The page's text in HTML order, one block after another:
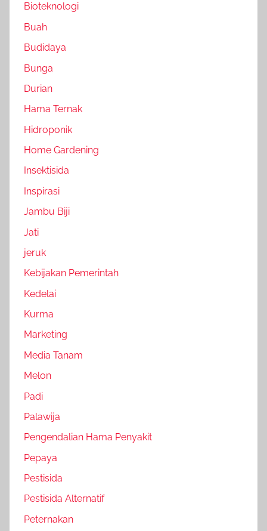
Bioteknologi
Buah
Budidaya
Bunga
Durian
Hama Ternak
Hidroponik
Home Gardening
Insektisida
Inspirasi
Jambu Biji
Jati
jeruk
Kebijakan Pemerintah
Kedelai
Kurma
Marketing
Media Tanam
Melon
Padi
Palawija
Pengendalian Hama Penyakit
Pepaya
Pestisida
Pestisida Alternatif
Peternakan